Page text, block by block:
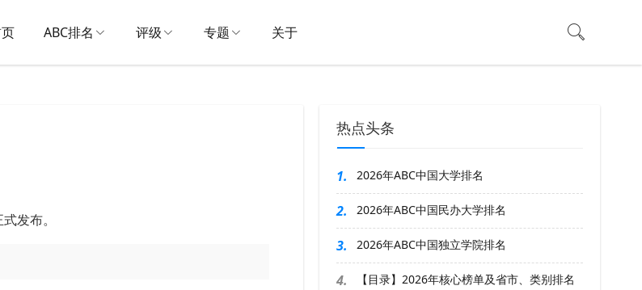
ABC排名 评级 专题 关于
发布。
热点头条
1. 2026年ABC中国大学排名
2. 2026年ABC中国民办大学排名
3. 2026年ABC中国独立学院排名
4.
【目录】2026年核心榜单及省市、类别排名